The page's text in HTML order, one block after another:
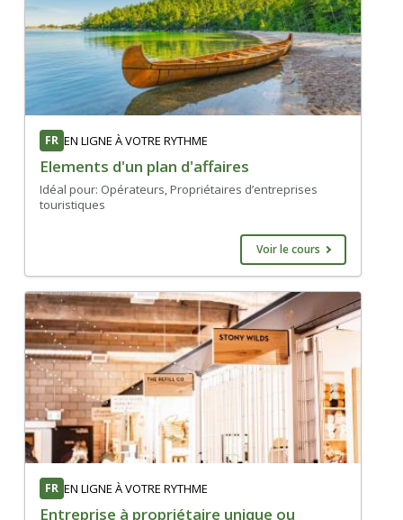
FR EN LIGNE À VOTRE RYTHME
Elements d'un plan d'affaires
Idéal pour: Opérateurs, Propriétaires d’entreprises
touristiques
Voir le cours
FR EN LIGNE À VOTRE RYTHME
Entreprise à propriétaire unique ou